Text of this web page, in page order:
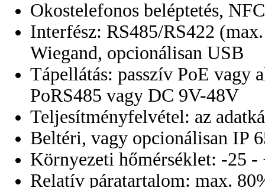
Okostelefonos beléptetés,
Interfész: RS485/RS422
Wiegand, opcionálisan USB
Tápellátás: passzív PoE vagy
PoRS485 vagy DC 9V-48V
Teljesítményfelvétel: az
Beltéri, vagy opcionálisan IP
Környezeti hőmérséklet: -25 -
Relatív páratartalom: max.